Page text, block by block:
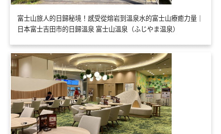
富士山旅人的日歸秘境！感受從熔岩到溫泉水的富士山療癒力量｜
日本富士吉田市的日歸溫泉 富士山溫泉（ふじやま温泉）